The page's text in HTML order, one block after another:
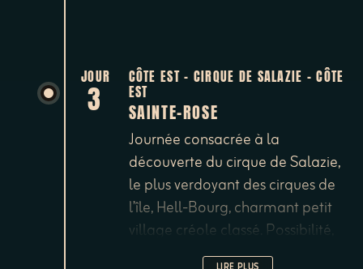
Sainte-Rose.
JOUR
3
CÔTE EST - CIRQUE DE SALAZIE - CÔTE
EST
SAINTE-ROSE
Journée consacrée à la
découverte du cirque de Salazie,
le plus verdoyant des cirques de
l’île, Hell-Bourg, charmant petit
village créole classé. Possibilité,
accompagné d’un guide Péi de